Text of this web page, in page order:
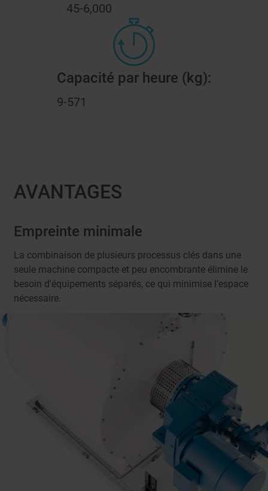
45-6,000
Capacité par heure (kg):
9-571
AVANTAGES
Empreinte minimale
La combinaison de plusieurs processus clés dans une
seule machine compacte et peu encombrante élimine le
besoin d'équipements séparés, ce qui minimise l'espace
nécessaire.